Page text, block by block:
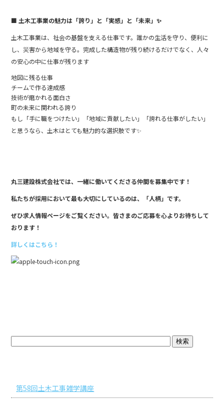
■ 土木工事業の魅力は「誇り」と「実感」と「未来」✨
土木工事業は、社会の基盤を支える仕事です。誰かの生活を守り、便利に
し、災害から地域を守る。完成した構造物が残り続けるだけでなく、人々
の安心の中に仕事が残ります
地図に残る仕事️
チームで作る達成感
技術が磨かれる面白さ
町の未来に関われる誇り️
もし「手に職をつけたい」「地域に貢献したい」「誇れる仕事がしたい」
と思うなら、土木はとても魅力的な選択肢です✨
丸三建設株式会社では、一緒に働いてくださる仲間を募集中です！
私たちが採用において最も大切にしているのは、「人柄」です。
ぜひ求人情報ページをご覧ください。皆さまのご応募を心よりお待ちして
おります！
詳しくはこちら！
第58回土木工事雑学講座